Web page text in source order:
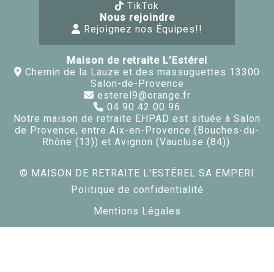
Maison de retraite L’Estérel
Chemin de la Lauze et des massuguettes 13300
Salon-de-Provence
esterel9@orange.fr
04 90 42 00 96
Notre maison de retraite EHPAD est située à Salon
de Provence, entre Aix-en-Provence (Bouches-du-
Rhône (13)) et Avignon (Vaucluse (84)).
© MAISON DE RETRAITE L'ESTÉREL SA EMPERI
Politique de confidentialité
Mentions Légales
TikTok
Nous rejoindre
Rejoignez nos Équipes!!